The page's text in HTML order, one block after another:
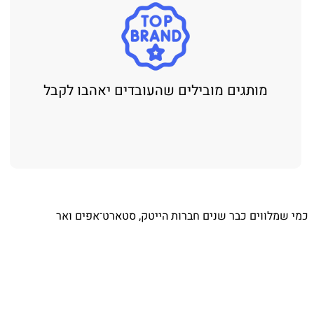
מותגים מובילים שהעובדים יאהבו לקבל
שמלווים כבר שנים חברות הייטק, סטארט־אפים ואר